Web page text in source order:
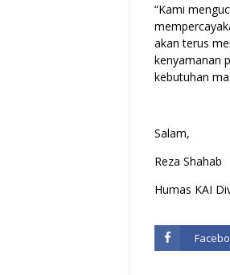
“Kami
akan terus
kenyamanan
kebutuhan
Salam,
Reza Shahab
Humas KAI